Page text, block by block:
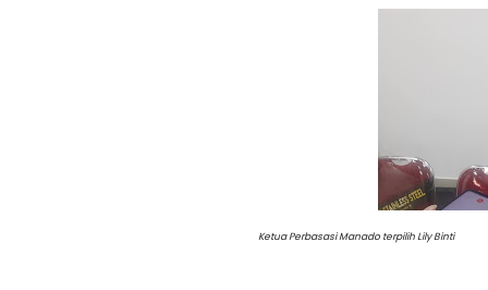
Ketua Perbasasi Manado terpilih Lily Binti